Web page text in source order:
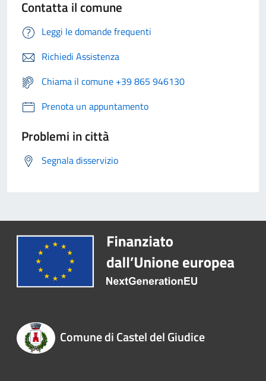
Contatta il comune
Leggi le domande frequenti
Richiedi Assistenza
Chiama il comune +39 865 946130
Prenota un appuntamento
Problemi in città
Segnala disservizio
Comune di Castel del Giudice